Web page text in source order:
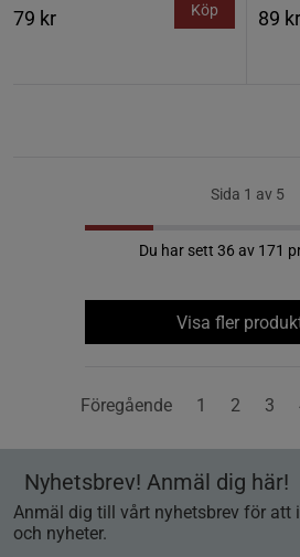
79 kr Köp 89 kr
Sida 1 av 5
Du har sett 36 av 171
Visa fler
Föregående 1 2 3
Nyhetsbrev! Anmäl dig här!
Anmäl dig till vårt nyhetsbrev för att
och nyheter.